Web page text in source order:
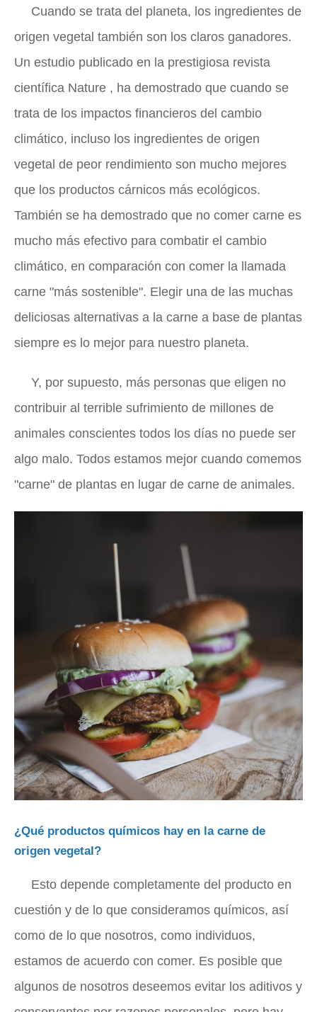
Cuando se trata del planeta, los ingredientes de
origen vegetal también son los claros ganadores.
Un estudio publicado en la prestigiosa revista
científica Nature , ha demostrado que cuando se
trata de los impactos financieros del cambio
climático, incluso los ingredientes de origen
vegetal de peor rendimiento son mucho mejores
que los productos cárnicos más ecológicos.
También se ha demostrado que no comer carne es
mucho más efectivo para combatir el cambio
climático, en comparación con comer la llamada
carne "más sostenible". Elegir una de las muchas
deliciosas alternativas a la carne a base de plantas
siempre es lo mejor para nuestro planeta.
Y, por supuesto, más personas que eligen no
contribuir al terrible sufrimiento de millones de
animales conscientes todos los días no puede ser
algo malo. Todos estamos mejor cuando comemos
"carne" de plantas en lugar de carne de animales.
¿Qué productos químicos hay en la carne de
origen vegetal?
Esto depende completamente del producto en
cuestión y de lo que consideramos químicos, así
como de lo que nosotros, como individuos,
estamos de acuerdo con comer. Es posible que
algunos de nosotros deseemos evitar los aditivos y